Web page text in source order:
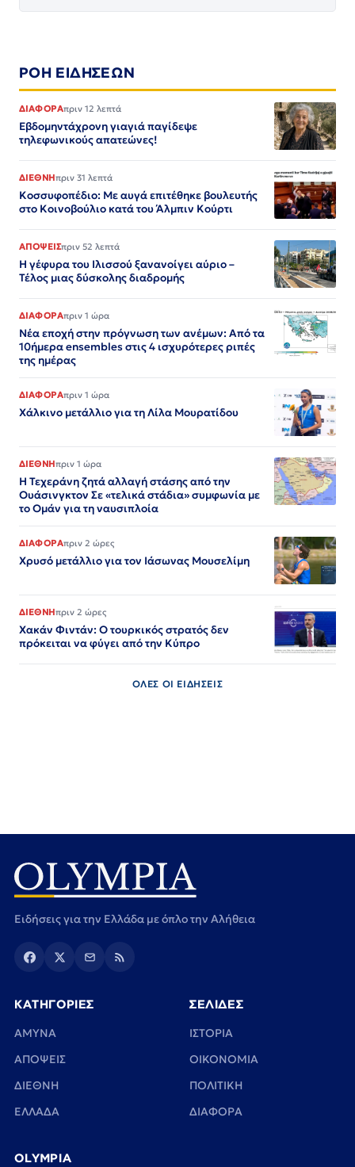
ΡΟΗ ΕΙΔΗΣΕΩΝ
ΔΙΑΦΟΡΑπριν 12 λεπτά
Εβδομηντάχρονη γιαγιά παγίδεψε
τηλεφωνικούς απατεώνες!
ΔΙΕΘΝΗπριν 31 λεπτά
Κοσσυφοπέδιο: Με αυγά επιτέθηκε βουλευτής
στο Κοινοβούλιο κατά του Άλμπιν Κούρτι
ΑΠΟΨΕΙΣπριν 52 λεπτά
Η γέφυρα του Ιλισσού ξανανοίγει αύριο –
Τέλος μιας δύσκολης διαδρομής
ΔΙΑΦΟΡΑπριν 1 ώρα
Νέα εποχή στην πρόγνωση των ανέμων: Από τα
10ήμερα ensembles στις 4 ισχυρότερες ριπές
της ημέρας
ΔΙΑΦΟΡΑπριν 1 ώρα
Χάλκινο μετάλλιο για τη Λίλα Μουρατίδου
ΔΙΕΘΝΗπριν 1 ώρα
Η Τεχεράνη ζητά αλλαγή στάσης από την
Ουάσινγκτον Σε «τελικά στάδια» συμφωνία με
το Ομάν για τη ναυσιπλοία
ΔΙΑΦΟΡΑπριν 2 ώρες
Χρυσό μετάλλιο για τον Iάσωνας Μουσελίμη
ΔΙΕΘΝΗπριν 2 ώρες
Χακάν Φιντάν: Ο τουρκικός στρατός δεν
πρόκειται να φύγει από την Κύπρο
ΟΛΕΣ ΟΙ ΕΙΔΗΣΕΙΣ
Ειδήσεις για την Ελλάδα με όπλο την Αλήθεια
ΚΑΤΗΓΟΡΙΕΣ
ΑΜΥΝΑ
ΑΠΟΨΕΙΣ
ΔΙΕΘΝΗ
ΕΛΛΑΔΑ
ΣΕΛΙΔΕΣ
ΙΣΤΟΡΙΑ
ΟΙΚΟΝΟΜΙΑ
ΠΟΛΙΤΙΚΗ
ΔΙΑΦΟΡΑ
OLYMPIA